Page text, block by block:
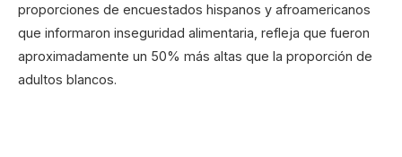
proporciones de encuestados hispanos y afroamericanos
que informaron inseguridad alimentaria, refleja que fueron
aproximadamente un 50% más altas que la proporción de
adultos blancos.